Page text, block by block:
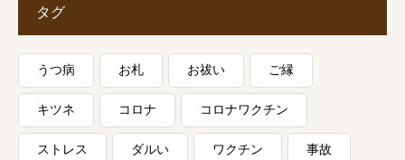
タグ
うつ病 お札 お祓い ご縁
キツネ コロナ コロナワクチン
ストレス ダルい ワクチン 事故